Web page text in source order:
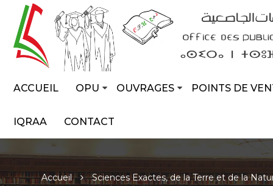
ACCUEIL OPU OUVRAGES POINTS DE
IQRAA CONTACT
Accueil Sciences Exactes, de la Terre et de la